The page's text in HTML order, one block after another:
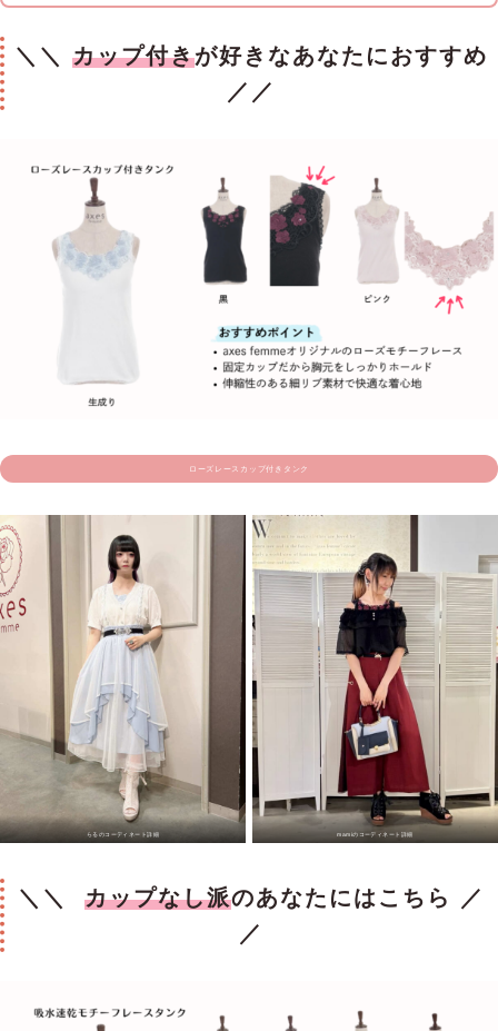
＼＼ カップ付きが好きなあなたにおすすめ
／／
ローズレースカップ付きタンク
らるのコーディネート詳細 mamiのコーディネート詳細
＼＼ カップなし派のあなたにはこちら ／
／